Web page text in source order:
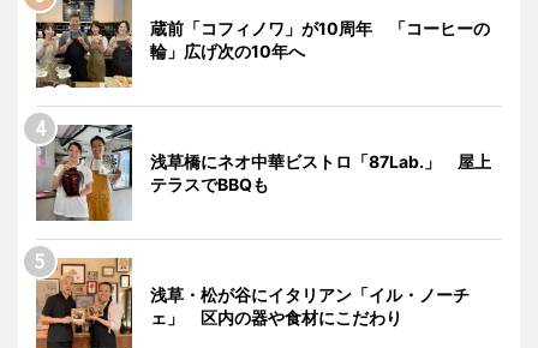
蔵前「コフィノワ」が10周年 「コーヒーの
輪」広げ次の10年へ
浅草橋にネオ中華ビストロ「87Lab.」 屋上
テラスでBBQも
浅草・松が谷にイタリアン「イル・ノーチ
ェ」 区内の器や食材にこだわり